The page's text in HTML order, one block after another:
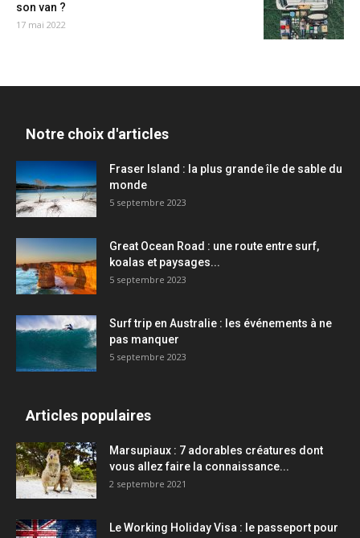
son van ?
17 mai 2022
Notre choix d'articles
Fraser Island : la plus grande île de sable du
monde
5 septembre 2023
Great Ocean Road : une route entre surf,
koalas et paysages...
5 septembre 2023
Surf trip en Australie : les événements à ne
pas manquer
5 septembre 2023
Articles populaires
Marsupiaux : 7 adorables créatures dont
vous allez faire la connaissance...
2 septembre 2021
Le Working Holiday Visa : le passeport pour